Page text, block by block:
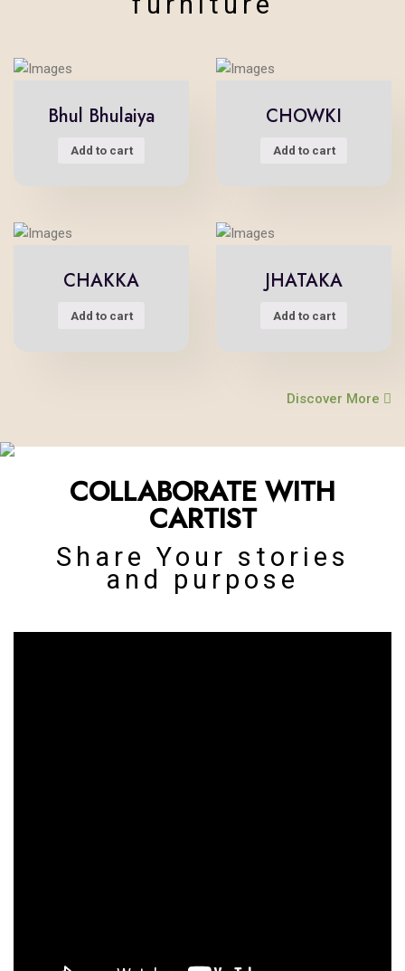
Bhul Bhulaiya
Add to cart
CHOWKI
Add to cart
CHAKKA
Add to cart
JHATAKA
Add to cart
Discover More
Restoring and preserving the
automobile history of india
COLLABORATE WITH
CARTIST
Share Your stories
and purpose